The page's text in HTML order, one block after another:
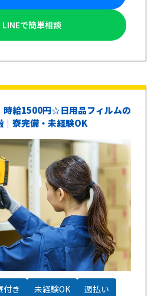
LINEで簡単相談
時給1500円☆日用品フィルムの
寮完備・未経験OK
付き 未経験OK
週払い